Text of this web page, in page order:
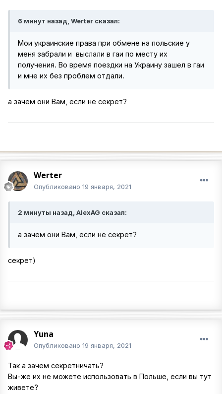
6 минут назад, Werter сказал:
Мои украинские права при обмене на польские у
меня забрали и выслали в гаи по месту их
получения. Во время поездки на Украину зашел в гаи
и мне их без проблем отдали.
а зачем они Вам, если не секрет?
Werter
Опубликовано 19 января, 2021
2 минуты назад, AlexAG сказал:
а зачем они Вам, если не секрет?
секрет)
Yuna
Опубликовано 19 января, 2021
Так а зачем секретничать?
Вы-же их не можете использовать в Польше, если вы тут
живете?